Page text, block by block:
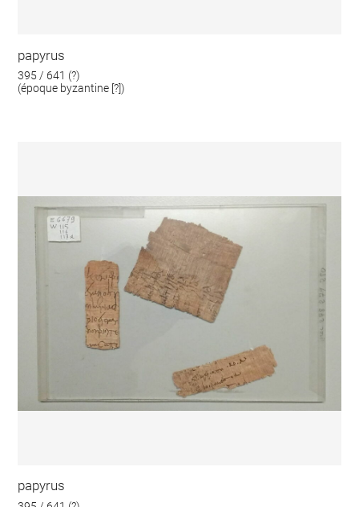
papyrus
395 / 641 (?)
(époque byzantine [?])
papyrus